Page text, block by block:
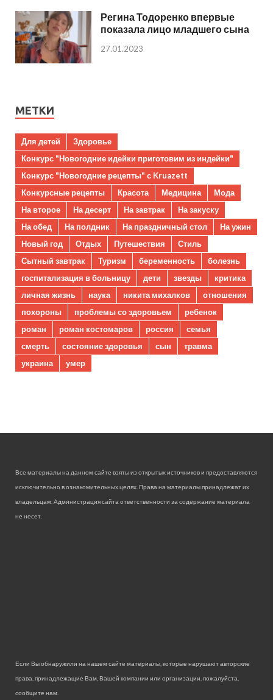
Регина Тодоренко впервые
показала лицо младшего сына
27.01.2023
МЕТКИ
Для детей
Здоровье
Конкурс "Новогодние идейки приготовим из индейки"
Конкурс "Новогодние рецепты" с Kruazett
Конкурсные рецепты
Красота Медицина
Мода
На второе
На десерт На завтрак
На закуску
На обед
На полдник На праздничный стол
На ужин
Новый год
Отдых Путешествия
Стиль
Сытный завтрак
Туризм беременность
болезнь
госпитализация в больницу
дети звезды
критика
личная жизнь
наука никита михалков
отношения
похороны
проблемы со здоровьем
ребенок
роман
роман костомаров россия
семья
смерть
состояние здоровья сын
травма
украина
умер
Все материалы на данном сайте взяты из открытых источников и предоставляются
исключительно в ознакомительных целях. Права на материалы принадлежат их
владельцам. Администрация сайта ответственности за содержание материала
не несет.
Если Вы обнаружили на нашем сайте материалы, которые нарушают авторские
права, принадлежащие Вам, Вашей компании или организации, пожалуйста,
сообщите нам.